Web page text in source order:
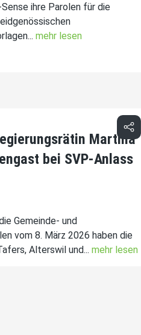
ihre Parolen für die
mehr lesen
Martina
bei SVP-Anlass
Gemeinde- und
vom 8. März 2026 haben die
Alterswil und...mehr lesen